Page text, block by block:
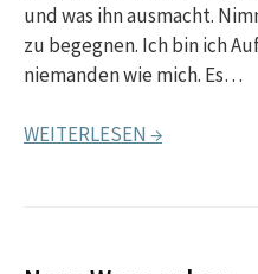
und was ihn ausmacht.
zu begegnen. Ich bin ich
niemanden wie mich. Es…
WEITERLESEN →